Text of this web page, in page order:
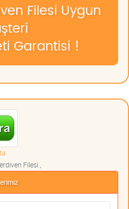
Filesi Uygun
Garantisi !
Filesi ,